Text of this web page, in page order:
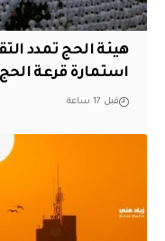
هيئة الحج تمدد
استمارة قرعة
قبل 17 ساعة